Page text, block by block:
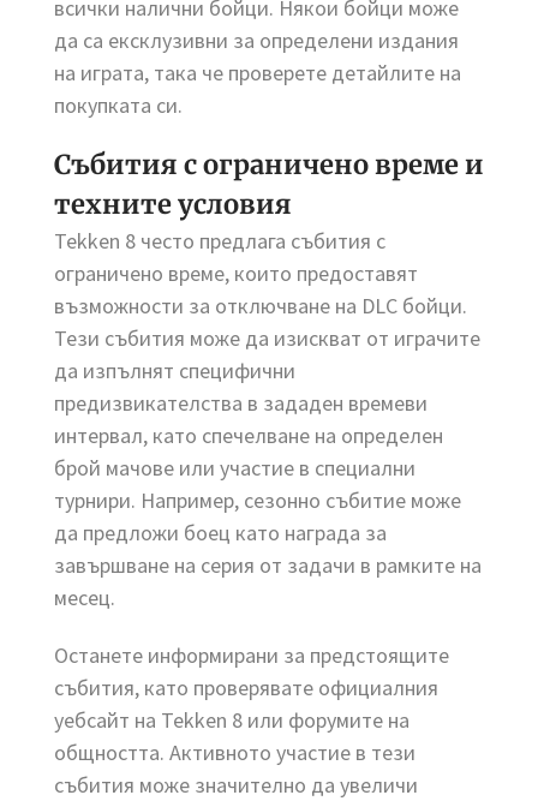
всички налични бойци. Някои бойци може
да са ексклузивни за определени издания
на играта, така че проверете детайлите на
покупката си.
Събития с ограничено време и
техните условия
Tekken 8 често предлага събития с
ограничено време, които предоставят
възможности за отключване на DLC бойци.
Тези събития може да изискват от играчите
да изпълнят специфични
предизвикателства в зададен времеви
интервал, като спечелване на определен
брой мачове или участие в специални
турнири. Например, сезонно събитие може
да предложи боец като награда за
завършване на серия от задачи в рамките на
месец.
Останете информирани за предстоящите
събития, като проверявате официалния
уебсайт на Tekken 8 или форумите на
общността. Активното участие в тези
събития може значително да увеличи